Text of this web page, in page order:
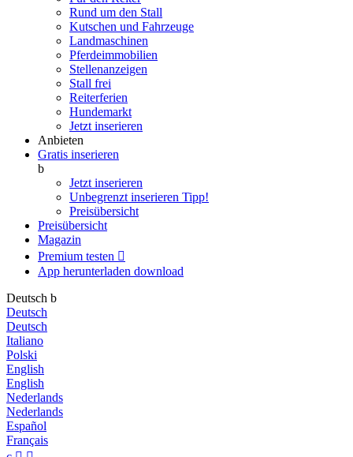
Rund um den Stall
Kutschen und Fahrzeuge
Landmaschinen
Pferdeimmobilien
Stellenanzeigen
Stall frei
Reiterferien
Hundemarkt
Jetzt inserieren
Anbieten
Gratis inserieren
b
Jetzt inserieren
Unbegrenzt inserieren Tipp!
Preisübersicht
Preisübersicht
Magazin
Premium testen 
App herunterladen download
Deutsch b
Deutsch
Deutsch
Italiano
Polski
English
English
Nederlands
Nederlands
Español
Français